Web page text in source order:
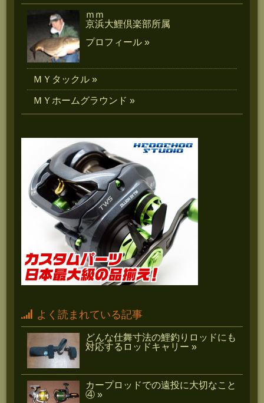
ｍｍ
京浜大鯉倶楽部所属
プロフィール »
ＭＹタックル »
ＭＹホームグラウンド »
よく読まれている記事
どんな仕舞寸法の鯉釣りロッドにも
対応するロッドキャリー »
カープロッドでの遠投に大切なこと
④ »